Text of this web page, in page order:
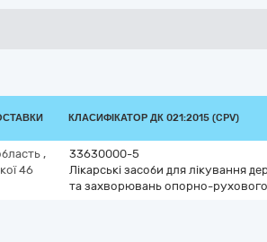
КЛАСИФІКАТОР ДК 021:2015 (CPV)
,
46
33630000-5
Лікарські засоби для лікування
та захворювань опорно-